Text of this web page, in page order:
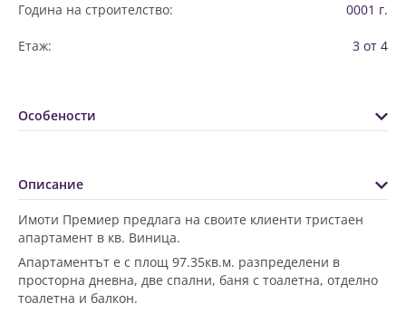
Година на строителство:
0001 г.
Етаж: 3 от 4
Особености
Описание
Имоти Премиер предлага на своите клиенти тристаен
апартамент в кв. Виница.
Апартаментът е с площ 97.35кв.м. разпределени в
просторна дневна, две спални, баня с тоалетна, отделно
тоалетна и балкон.